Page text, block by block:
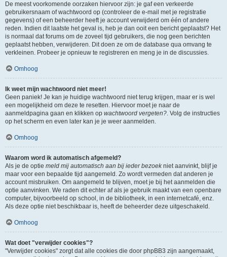
De meest voorkomende oorzaken hiervoor zijn: je gaf een verkeerde
gebruikersnaam of wachtwoord op (controleer de e-mail met je registratie
gegevens) of een beheerder heeft je account verwijderd om één of andere
reden. Indien dit laatste het geval is, heb je dan ooit een bericht geplaatst? Het
is normaal dat forums om de zoveel tijd gebruikers, die nog geen berichten
geplaatst hebben, verwijderen. Dit doen ze om de database qua omvang te
verkleinen. Probeer je opnieuw te registreren en meng je in de discussies.
Omhoog
Ik weet mijn wachtwoord niet meer!
Geen paniek! Je kan je huidige wachtwoord niet terug krijgen, maar er is wel
een mogelijkheid om deze te resetten. Hiervoor moet je naar de
aanmeldpagina gaan en klikken op wachtwoord vergeten?. Volg de instructies
op het scherm en even later kan je je weer aanmelden.
Omhoog
Waarom word ik automatisch afgemeld?
Als je de optie meld mij automatisch aan bij ieder bezoekniet aanvinkt, blijf je
maar voor een bepaalde tijd aangemeld. Zo wordt vermeden dat anderen je
account misbruiken. Om aangemeld te blijven, moet je bij het aanmelden die
optie aanvinken. We raden dit echter af als je gebruik maakt van een openbare
computer, bijvoorbeeld op school, in de bibliotheek, in een internetcafé, enz.
Als deze optie niet beschikbaar is, heeft de beheerder deze uitgeschakeld.
Omhoog
Wat doet "verwijder cookies"?
"Verwijder cookies" zorgt dat alle cookies die door phpBB3 zijn aangemaakt,